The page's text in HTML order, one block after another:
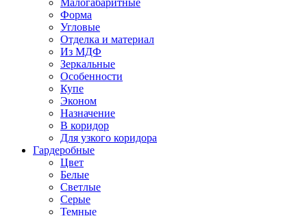
Малогабаритные
Форма
Угловые
Отделка и материал
Из МДФ
Зеркальные
Особенности
Купе
Эконом
Назначение
В коридор
Для узкого коридора
Гардеробные
Цвет
Белые
Светлые
Серые
Темные